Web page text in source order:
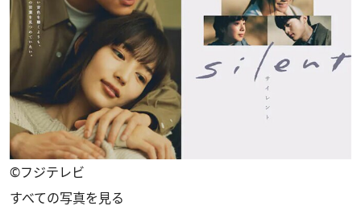
©フジテレビ
すべての写真を見る